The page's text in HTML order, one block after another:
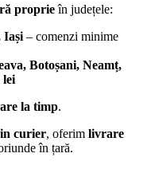
proprieîn județele:
Iași– comenzi minime
Botoșani, Neamț,
lei
la timp.
curier, oferim livrare
în țară.